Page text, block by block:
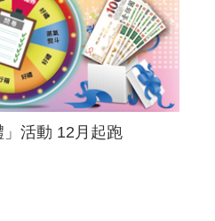
」活動 12月起跑